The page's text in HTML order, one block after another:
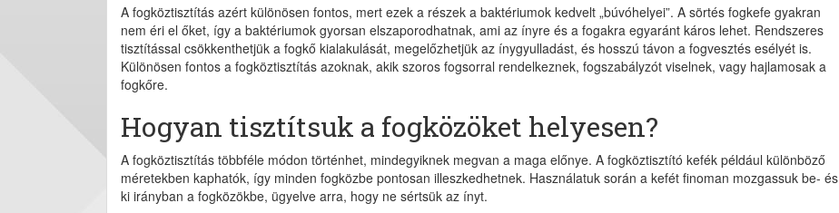
A fogköztisztítás azért különösen fontos, mert ezek a részek a baktériumok kedvelt „búvóhelyei”. A sörtés fogkefe gyakran
nem éri el őket, így a baktériumok gyorsan elszaporodhatnak, ami az ínyre és a fogakra egyaránt káros lehet. Rendszeres
tisztítással csökkenthetjük a fogkő kialakulását, megelőzhetjük az ínygyulladást, és hosszú távon a fogvesztés esélyét is.
Különösen fontos a fogköztisztítás azoknak, akik szoros fogsorral rendelkeznek, fogszabályzót viselnek, vagy hajlamosak a
fogkőre.
Hogyan tisztítsuk a fogközöket helyesen?
A fogköztisztítás többféle módon történhet, mindegyiknek megvan a maga előnye. A fogköztisztító kefék például különböző
méretekben kaphatók, így minden fogközbe pontosan illeszkedhetnek. Használatuk során a kefét finoman mozgassuk be- és
ki irányban a fogközökbe, ügyelve arra, hogy ne sértsük az ínyt.